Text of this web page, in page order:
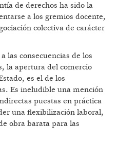
de derechos ha sido la
a los gremios docente,
colectiva de carácter
las consecuencias de los
la apertura del comercio
es el de los
Es ineludible una mención
puestas en práctica
una flexibilización laboral,
obra barata para las